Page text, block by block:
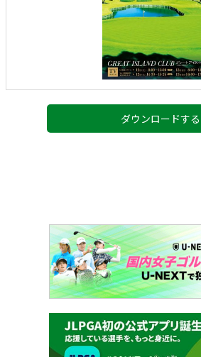
ダウンロードする